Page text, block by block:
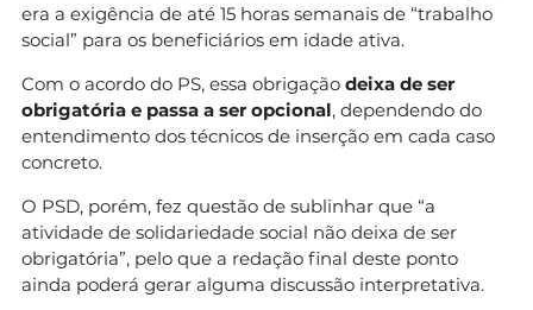
era a exigência de até 15 horas semanais de “trabalho
social” para os beneficiários em idade ativa.
Com o acordo do PS, essa obrigação deixa de ser
obrigatória e passa a ser opcional, dependendo do
entendimento dos técnicos de inserção em cada caso
concreto.
O PSD, porém, fez questão de sublinhar que “a
atividade de solidariedade social não deixa de ser
obrigatória”, pelo que a redação final deste ponto
ainda poderá gerar alguma discussão interpretativa.